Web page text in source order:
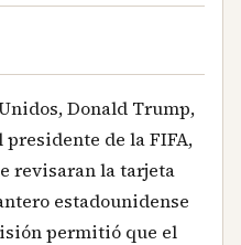
Donald Trump,
de la FIFA,
revisaran la tarjeta
estadounidense
permitió que el